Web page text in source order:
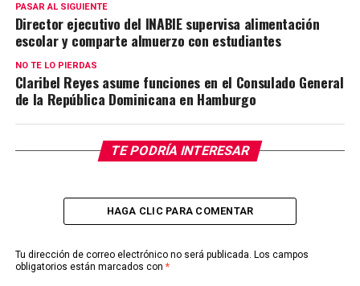
PASAR AL SIGUIENTE
Director ejecutivo del INABIE supervisa alimentación
escolar y comparte almuerzo con estudiantes
NO TE LO PIERDAS
Claribel Reyes asume funciones en el Consulado General
de la República Dominicana en Hamburgo
TE PODRÍA INTERESAR
HAGA CLIC PARA COMENTAR
Tu dirección de correo electrónico no será publicada. Los campos
obligatorios están marcados con *